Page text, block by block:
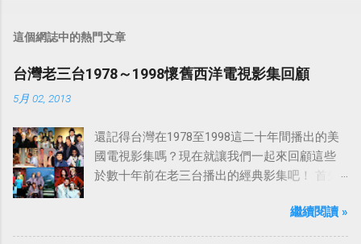
這個網誌中的熱門文章
台灣老三台1978～1998懷舊西洋電視影集回顧
5月 02, 2013
還記得台灣在1978至1998這二十年間播出的美
國電視影集嗎？現在就讓我們一起來回顧這些
於數十年前在老三台播出的經典影集吧！ 首先
「愛之船」（The Love Boat），這部影集最早
是在1977年9月24日至1986年5月24日於美國
繼續閱讀 »